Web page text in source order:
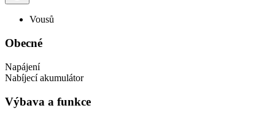
Vousů
Obecné
Napájení
Nabíjecí akumulátor
Výbava a funkce